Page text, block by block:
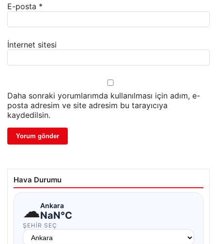
E-posta *
İnternet sitesi
Daha sonraki yorumlarımda kullanılması için adım, e-
posta adresim ve site adresim bu tarayıcıya
kaydedilsin.
Hava Durumu
☁Ankara
NaN°C
ŞEHIR SEÇ